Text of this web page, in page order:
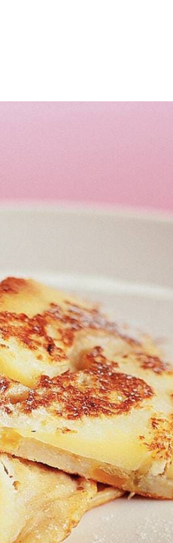
dunne schijfjes snijden. Kaneel en
beide kanten bakken (keren met behulp